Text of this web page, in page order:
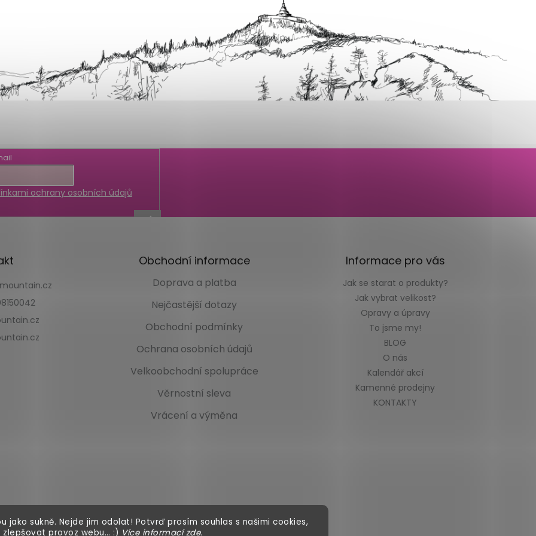
jako sukně. Nejde jim odolat! Potvrď prosím souhlas s našimi cookies,
zlepšovat provoz webu… :) Více informacízde.
ochrany osobních údajů
Obchodní informace
Doprava a platba
Nejčastější dotazy
Obchodní podmínky
Ochrana osobních údajů
Velkoobchodní spolupráce
Věrnostní sleva
Vrácení a výměna
Informace pro vás
Jak se starat o produkty?
Jak vybrat velikost?
Opravy a úpravy
To jsme my!
BLOG
O nás
Kalendář akcí
Kamenné prodejny
KONTAKTY